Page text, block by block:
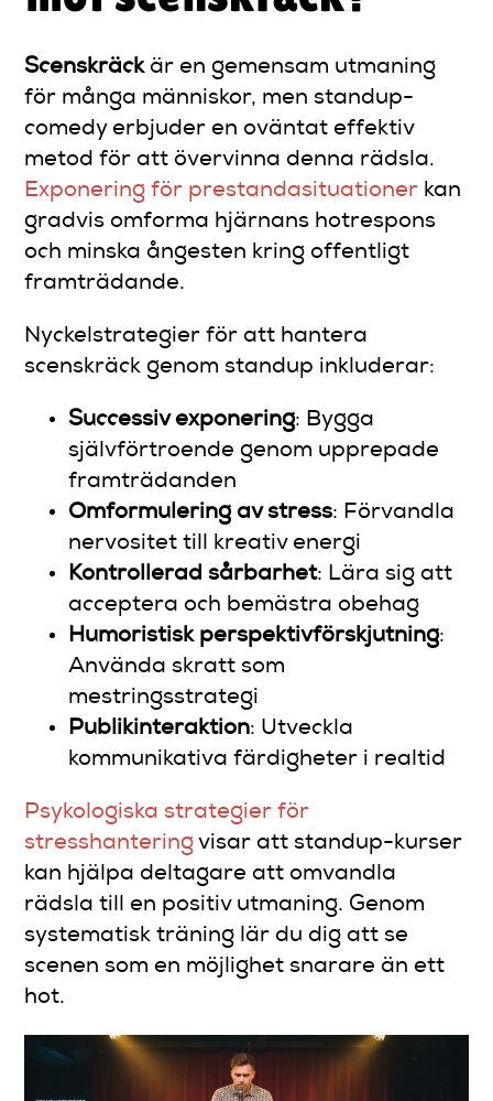
Scenskräckär en gemensam utmaning
för många människor, men standup-
comedy erbjuder en oväntat effektiv
metod för att övervinna denna rädsla.
Exponering för prestandasituationer kan
gradvis omforma hjärnans hotrespons
och minska ångesten kring offentligt
framträdande.
Nyckelstrategier för att hantera
scenskräck genom standup inkluderar:
Successiv exponering: Bygga
självförtroende genom upprepade
framträdanden
Omformulering av stress: Förvandla
nervositet till kreativ energi
Kontrollerad sårbarhet: Lära sig att
acceptera och bemästra obehag
Humoristisk perspektivförskjutning:
Använda skratt som
mestringsstrategi
Publikinteraktion: Utveckla
kommunikativa färdigheter i realtid
Psykologiska strategier för
stresshantering visar att standup-kurser
kan hjälpa deltagare att omvandla
rädsla till en positiv utmaning. Genom
systematisk träning lär du dig att se
scenen som en möjlighet snarare än ett
hot.